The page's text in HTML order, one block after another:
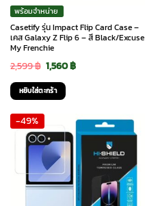
พร้อมจำหน่าย
Casetify รุ่น Impact Flip Card Case –
เคส Galaxy Z Flip 6 – สี Black/Excuse
My Frenchie
2,599฿ Original
price
was:
2,599 ฿.
1,560฿Current
1,560 ฿.
หยิบใส่ตะกร้า
-49%